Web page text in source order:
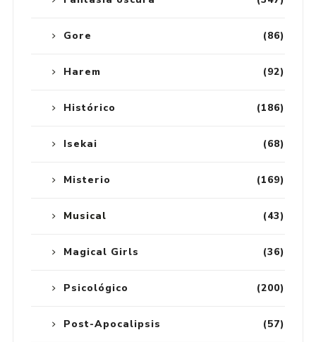
(86)
Gore
(92)
Harem
(186)
Histórico
(68)
Isekai
(169)
Misterio
(43)
Musical
(36)
Magical Girls
(200)
Psicológico
(57)
Post-Apocalipsis